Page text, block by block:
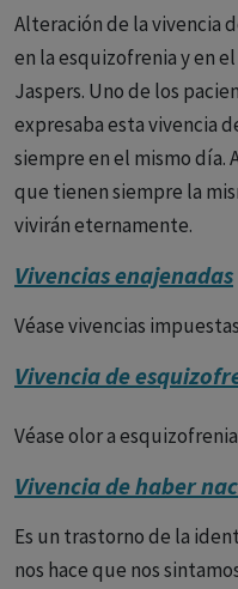
paciente es consciente
ante ellos adopta una
fuera una cosa externa,
personalidad,
Alteración de la vivencia
en la esquizofrenia y en
Jaspers. Uno de los
expresaba esta vivencia
siempre en el mismo día.
que tienen siempre la
vivirán eternamente.
Vivencias enajenadas
Véase vivencias
Vivencia de
Véase olor a
Vivencia de haber
Es un trastorno de la
nos hace que nos